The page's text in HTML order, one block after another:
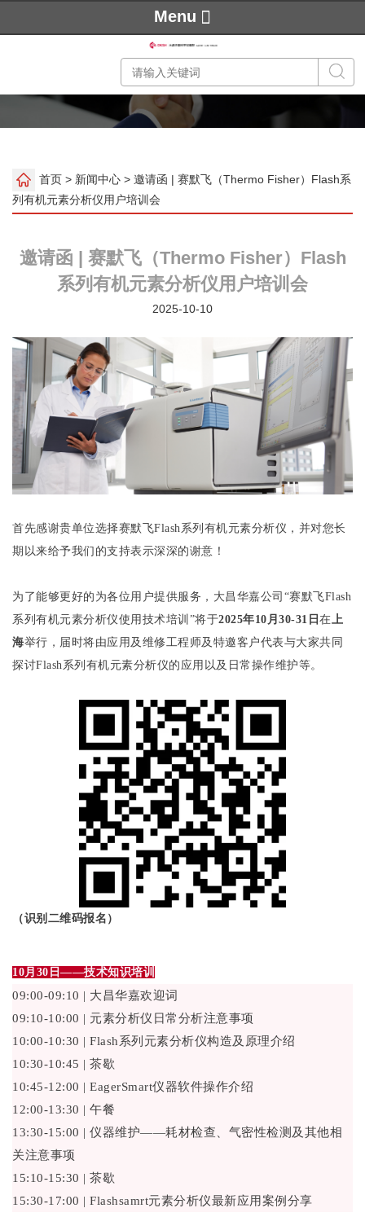
Menu
首页 > 新闻中心 > 邀请函 | 赛默飞（Thermo Fisher）Flash系
列有机元素分析仪用户培训会
邀请函 | 赛默飞（Thermo Fisher）Flash
系列有机元素分析仪用户培训会
2025-10-10
首先感谢贵单位选择赛默飞Flash系列有机元素分析仪，并对您长
期以来给予我们的支持表示深深的谢意！
为了能够更好的为各位用户提供服务，大昌华嘉公司“赛默飞Flash
系列有机元素分析仪使用技术培训”将于2025年10月30-31日 在上
海举行，届时将由应用及维修工程师及特邀客户代表与大家共同
探讨Flash系列有机元素分析仪的应用以及日常操作维护等。
（识别二维码报名）
10月30日——技术知识培训
09:00-09:10 | 大昌华嘉欢迎词
09:10-10:00 | 元素分析仪日常分析注意事项
10:00-10:30 | Flash系列元素分析仪构造及原理介绍
10:30-10:45 | 茶歇
10:45-12:00 | EagerSmart仪器软件操作介绍
12:00-13:30 | 午餐
13:30-15:00 | 仪器维护——耗材检查、气密性检测及其他相
关注意事项
15:10-15:30 | 茶歇
15:30-17:00 | Flashsamrt元素分析仪最新应用案例分享